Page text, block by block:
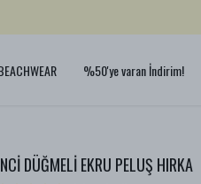
%50'ye varan İndirim!
DÜĞMELİ EKRU PELUŞ HIRKA